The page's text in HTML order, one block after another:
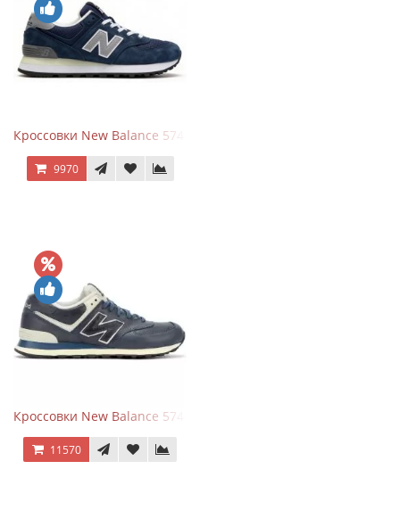
Кроссовки New Balance 574 Classic Blue Grey
9970
Кроссовки New Balance 574 Classic Blue White Leather
11570